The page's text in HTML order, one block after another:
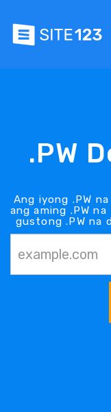
.PW
Ang iyong .PW
ang aming .PW
gustong .PW na